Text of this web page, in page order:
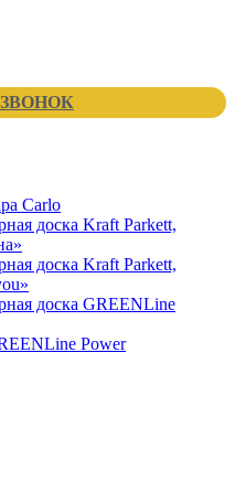
Carlo
доска Kraft Parkett,
доска Kraft Parkett,
доска GREENLine
Power